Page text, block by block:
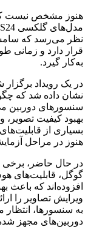
هنوز مشخص نیست
نظر می‌رسد که
قرار دارد و زمانی
به‌کار گیرد.
نشان داده شد که
سنسورهای دوربین
بهبود کیفیت
بسیاری از
هنوز در مراحل
در حال حاضر، برخی
گوگل، قابلیت‌های
افزوده‌اند که باعث
ویرایش تصاویر را
به سنسورها،
دوربین‌های مجهز